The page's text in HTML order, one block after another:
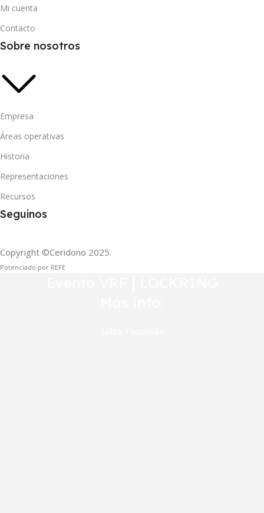
Mi cuenta
Contacto
Sobre nosotros
Empresa
Áreas operativas
Historia
Representaciones
Recursos
Seguinos
Copyright ©Ceridono 2025.
Potenciado por REFE